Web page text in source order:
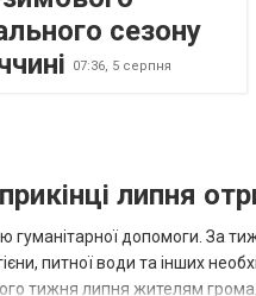
сезону
07:36, 5 серпня
липня
допомоги. За
питної води та інших
тижня липня жителям